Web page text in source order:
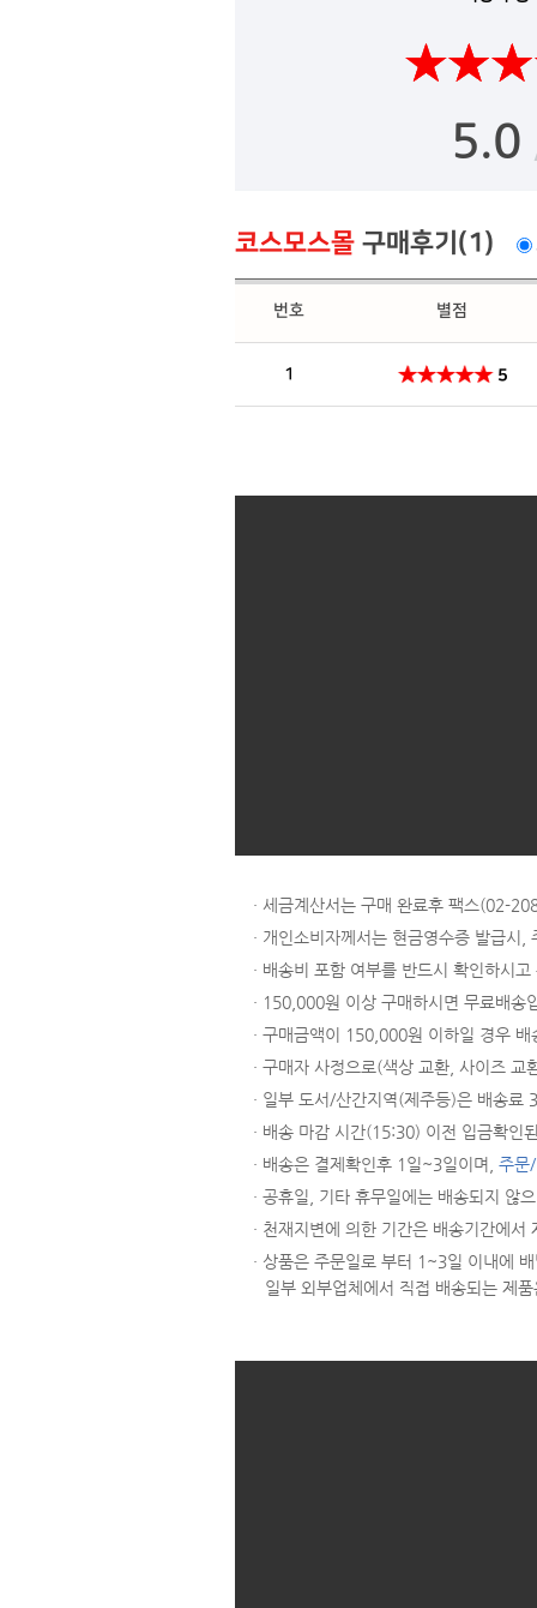
5.0
코스모스몰 구매후기(1)
번호 별점
1 5
· 세금계산서는 구매 완료후 팩스(02-
· 개인소비자께서는 현금영수증 발급시,
· 배송비 포함 여부를 반드시 확인하시
· 150,000원 이상 구매하시면 무료배송
· 구매금액이 150,000원 이하일 경우
· 구매자 사정으로(색상 교환, 사이즈
· 일부 도서/산간지역(제주등)은 배송료
· 배송 마감 시간(15:30) 이전 입금확인
· 배송은 결제확인후 1일~3일이며, 주문
· 공휴일, 기타 휴무일에는 배송되지 않
· 천재지변에 의한 기간은 배송기간에서
· 상품은 주문일로 부터 1~3일 이내에
일부 외부업체에서 직접 배송되는 제